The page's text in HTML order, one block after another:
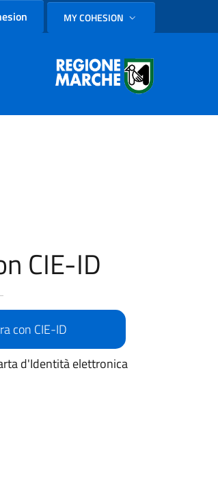
SELEZIONE LINGUA:
MY COHESION
CIE-ID
con CIE-ID
d'Identità elettronica